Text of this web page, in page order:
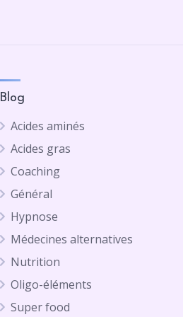
Blog
Acides aminés
Acides gras
Coaching
Général
Hypnose
Médecines alternatives
Nutrition
Oligo-éléments
Super food